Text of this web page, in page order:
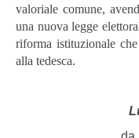
valoriale comune,
una nuova legge
riforma istituzionale
alla tedesca.